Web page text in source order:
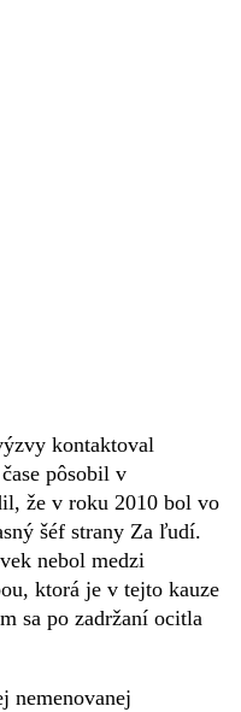
kontaktoval
pôsobil v
že v roku 2010 bol vo
šéf strany Za ľudí.
nebol medzi
ktorá je v tejto kauze
sa po zadržaní ocitla
nemenovanej